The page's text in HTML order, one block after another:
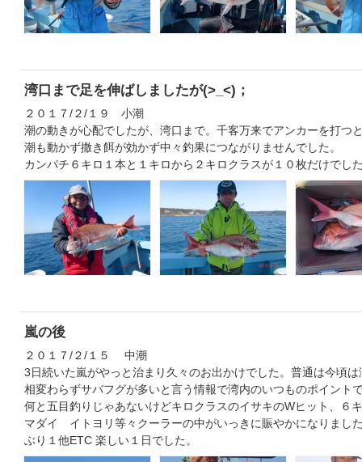
湾口まで足を伸ばしましたが(>_<)；
２０１７/２/１９ 小潮
潮の動きが心配でしたが、湾口まで。千客万来でアンカーを打つ
潮も動かず撒き餌が効かず中々釣果につながりませんでした。
カンパチ６キロ１本と１キロから２キロクラスが１０枚だけでし
嵐の後
２０１７/２/１５ 中潮
3日続いた嵐がやっと治まり久々のお出かけでした。普通は今頃
相変わらずサバフグが多いと言う情報で湾内のいつものポイント
何と五目釣りじゃあないけどキロクラスのイサキのWヒット、６
マダイ イトヨリ等々クーラーの中がいっきに賑やかになり
ぶり１他ETC 楽しい１日でした。